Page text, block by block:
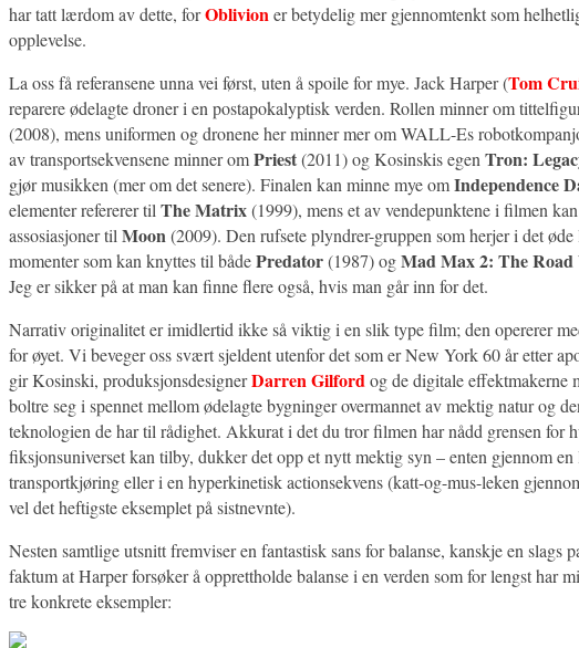
har tatt lærdom av dette, forOblivioner betydelig mer gjennomtenkt som
opplevelse.
La oss få referansene unna vei først, uten å spoile for mye. Jack Harper (Tom
reparere ødelagte droner i en postapokalyptisk verden. Rollen minner om
(2008), mens uniformen og dronene her minner mer om WALL-Es
av transportsekvensene minner omPriest(2011) og Kosinskis egen Tron:
gjør musikken (mer om det senere). Finalen kan minne mye omIndependence
elementer refererer til The Matrix(1999), mens et av vendepunktene i filmen
assosiasjoner til Moon(2009). Den rufsete plyndrer-gruppen som herjer i det øde
momenter som kan knyttes til bådePredator(1987) ogMad Max 2: The
Jeg er sikker på at man kan finne flere også, hvis man går inn for det.
Narrativ originalitet er imidlertid ikke så viktig i en slik type film; den opererer
for øyet. Vi beveger oss svært sjeldent utenfor det som er New York 60 år etter
gir Kosinski, produksjonsdesignerDarren Gilfordog de digitale effektmakerne
boltre seg i spennet mellom ødelagte bygninger overmannet av mektig natur og
teknologien de har til rådighet. Akkurat i det du tror filmen har nådd grensen for
fiksjonsuniverset kan tilby, dukker det opp et nytt mektig syn – enten gjennom en
transportkjøring eller i en hyperkinetisk actionsekvens (katt-og-mus-leken
vel det heftigste eksemplet på sistnevnte).
Nesten samtlige utsnitt fremviser en fantastisk sans for balanse, kanskje en slags
faktum at Harper forsøker å opprettholde balanse i en verden som for lengst har
tre konkrete eksempler: